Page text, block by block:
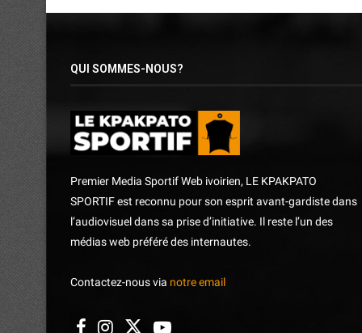
QUI SOMMES-NOUS?
Premier Media Sportif Web ivoirien, LE KPAKPATO
SPORTIF est reconnu pour son esprit avant-gardiste dans
l’audiovisuel dans sa prise d’initiative. Il reste l’un des
médias web préféré des internautes.
Contactez-nous via notre email